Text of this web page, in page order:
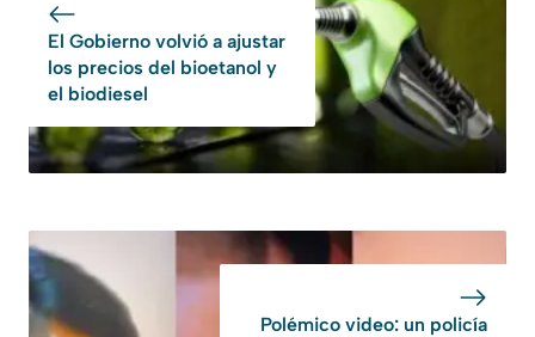
El Gobierno volvió a ajustar
los precios del bioetanol y
el biodiesel
Polémico video: un policía